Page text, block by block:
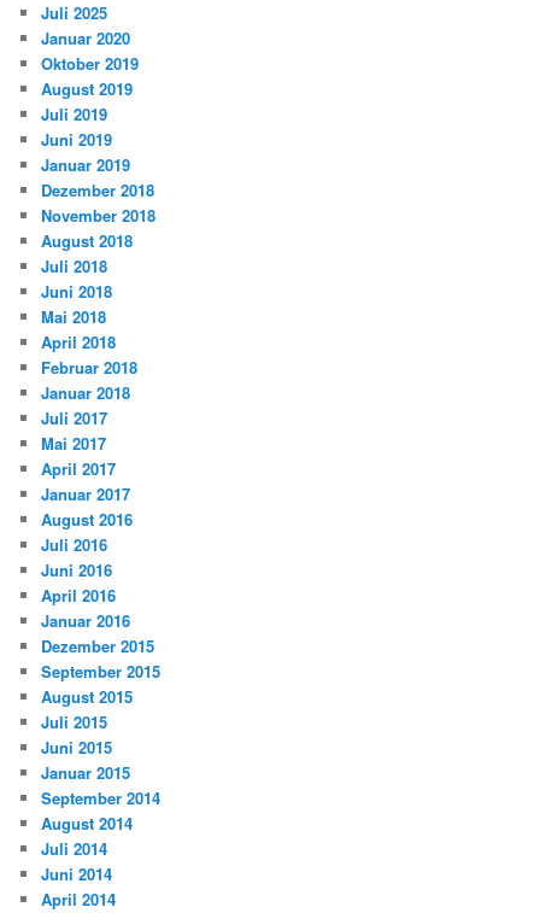
Juli 2025
Januar 2020
Oktober 2019
August 2019
Juli 2019
Juni 2019
Januar 2019
Dezember 2018
November 2018
August 2018
Juli 2018
Juni 2018
Mai 2018
April 2018
Februar 2018
Januar 2018
Juli 2017
Mai 2017
April 2017
Januar 2017
August 2016
Juli 2016
Juni 2016
April 2016
Januar 2016
Dezember 2015
September 2015
August 2015
Juli 2015
Juni 2015
Januar 2015
September 2014
August 2014
Juli 2014
Juni 2014
April 2014